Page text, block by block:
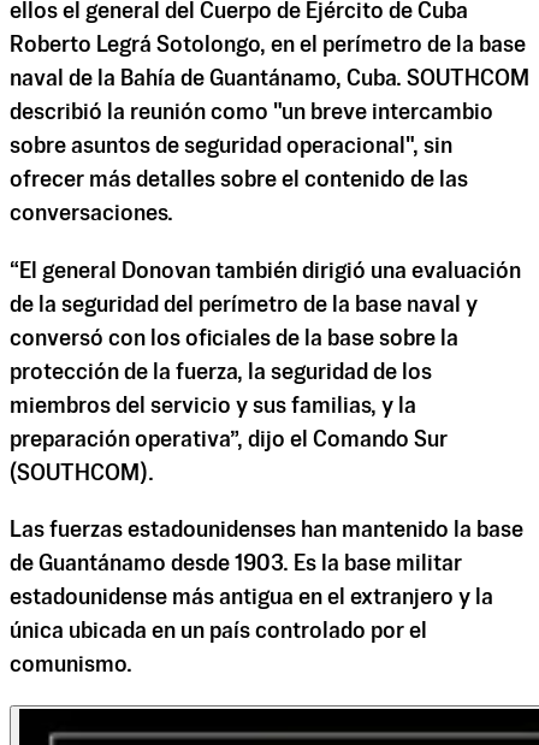
ellos el general del Cuerpo de Ejército de Cuba
Roberto Legrá Sotolongo, en el perímetro de la base
naval de la Bahía de Guantánamo, Cuba. SOUTHCOM
describió la reunión como "un breve intercambio
sobre asuntos de seguridad operacional", sin
ofrecer más detalles sobre el contenido de las
conversaciones.
“El general Donovan también dirigió una evaluación
de la seguridad del perímetro de la base naval y
conversó con los oficiales de la base sobre la
protección de la fuerza, la seguridad de los
miembros del servicio y sus familias, y la
preparación operativa”, dijo el Comando Sur
(SOUTHCOM).
Las fuerzas estadounidenses han mantenido la base
de Guantánamo desde 1903. Es la base militar
estadounidense más antigua en el extranjero y la
única ubicada en un país controlado por el
comunismo.